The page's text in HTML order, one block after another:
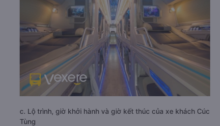
c. Lộ trình, giờ khởi hành và giờ kết thúc của xe khách Cúc
Tùng